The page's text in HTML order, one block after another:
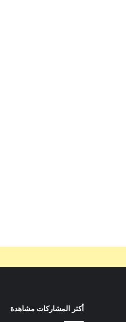
أكثر المشاركات مشاهدة